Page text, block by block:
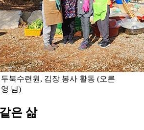
북수련원, 김장 봉사 활동 (오른
님)
은 삶